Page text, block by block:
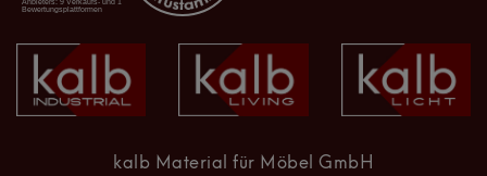
kalb Material für Möbel GmbH